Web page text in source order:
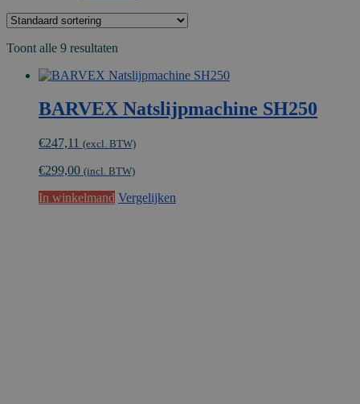
Toont alle 9 resultaten
BARVEX Natslijpmachine SH250
€247,11 (excl. BTW)
€299,00 (incl. BTW)
In winkelmand Vergelijken